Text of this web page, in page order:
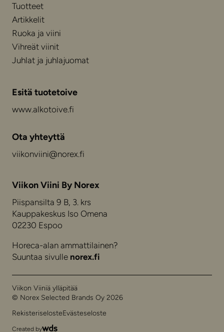
Tuotteet
Artikkelit
Ruoka ja viini
Vihreät viinit
Juhlat ja juhlajuomat
Esitä tuotetoive
www.alkotoive.fi
Ota yhteyttä
viikonviini@norex.fi
Viikon Viini By Norex
Piispansilta 9 B, 3. krs
Kauppakeskus Iso Omena
02230 Espoo
Horeca-alan ammattilainen?
Suuntaa sivulle norex.fi
Viikon Viiniä ylläpitää
© Norex Selected Brands Oy 2026
RekisteriselosteEvästeseloste
Created by